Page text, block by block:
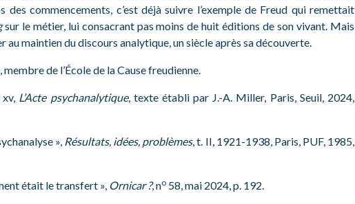
des commencements, c’est déjà suivre l’exemple de Freud qui remettait
sur le métier, lui consacrant pas moins de huit éditions de son vivant. Mais
au maintien du discours analytique, un siècle après sa découverte.
de l’École de la Cause freudienne.
L’Acte psychanalytique, texte établi par J.-A. Miller, Paris, Seuil, 2024,
», Résultats, idées, problèmes, t. II, 1921-1938, Paris, PUF, 1985,
était le transfert », Ornicar ?, no 58, mai 2024, p. 192.